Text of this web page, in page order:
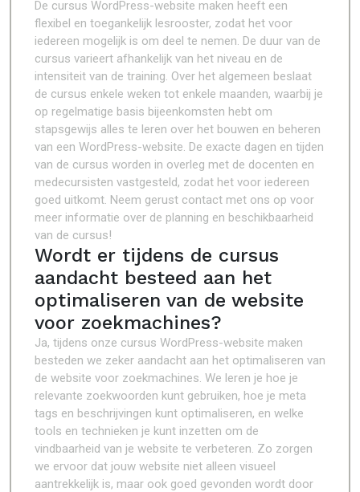
De cursus WordPress-website maken heeft een
flexibel en toegankelijk lesrooster, zodat het voor
iedereen mogelijk is om deel te nemen. De duur van de
cursus varieert afhankelijk van het niveau en de
intensiteit van de training. Over het algemeen beslaat
de cursus enkele weken tot enkele maanden, waarbij je
op regelmatige basis bijeenkomsten hebt om
stapsgewijs alles te leren over het bouwen en beheren
van een WordPress-website. De exacte dagen en tijden
van de cursus worden in overleg met de docenten en
medecursisten vastgesteld, zodat het voor iedereen
goed uitkomt. Neem gerust contact met ons op voor
meer informatie over de planning en beschikbaarheid
van de cursus!
Wordt er tijdens de cursus
aandacht besteed aan het
optimaliseren van de website
voor zoekmachines?
Ja, tijdens onze cursus WordPress-website maken
besteden we zeker aandacht aan het optimaliseren van
de website voor zoekmachines. We leren je hoe je
relevante zoekwoorden kunt gebruiken, hoe je meta
tags en beschrijvingen kunt optimaliseren, en welke
tools en technieken je kunt inzetten om de
vindbaarheid van je website te verbeteren. Zo zorgen
we ervoor dat jouw website niet alleen visueel
aantrekkelijk is, maar ook goed gevonden wordt door